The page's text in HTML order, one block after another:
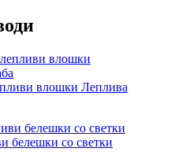
влошки Леплива
белешки со светки